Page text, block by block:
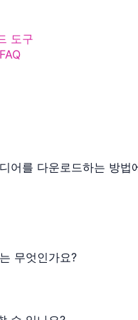
도구
FAQ
어를 다운로드하는 방법
무엇인가요?